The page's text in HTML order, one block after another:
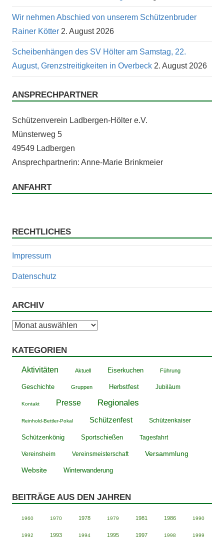
Wir nehmen Abschied von unserem Schützenbruder
Rainer Kötter 2. August 2026
Scheibenhängen des SV Hölter am Samstag, 22.
August, Grenzstreitigkeiten in Overbeck 2. August 2026
ANSPRECHPARTNER
Schützen­vere­in Lad­ber­gen-Höl­ter e.V.
Mün­ster­weg 5
49549 Ladbergen
Ansprech­part­ner­in: Anne-Marie Brinkmeier
ANFAHRT
RECHTLICHES
Impressum
Datenschutz
ARCHIV
Archiv
KATEGORIEN
Aktivitäten Aktuell Eiserkuchen Führung
Geschichte Gruppen Herbstfest Jubiläum
Kontakt Presse Regionales
Reinhold-Bettler-Pokal Schützenfest Schützenkaiser
Schützenkönig Sportschießen Tagesfahrt
Vereinsheim Vereinsmeisterschaft Versammlung
Website Winterwanderung
BEITRÄGE AUS DEN JAHREN
1960 1970 1978 1979 1981 1986 1990
1992 1993 1994 1995 1997 1998 1999